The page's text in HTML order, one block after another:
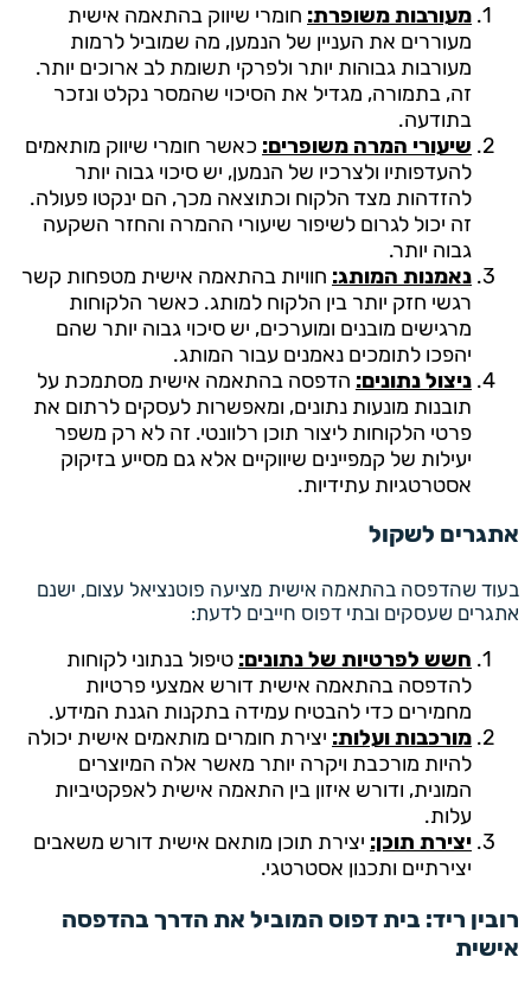
מעורבות משופרת: חומרי שיווק בהתאמה אישית
מעוררים את העניין של הנמען, מה שמוביל לרמות
מעורבות גבוהות יותר ולפרקי תשומת לב ארוכים יותר.
זה, בתמורה, מגדיל את הסיכוי שהמסר נקלט ונזכר
בתודעה.
שיעורי המרה משופרים: כאשר חומרי שיווק מותאמים
להעדפותיו ולצרכיו של הנמען, יש סיכוי גבוה יותר
להזדהות מצד הלקוח וכתוצאה מכך, הם ינקטו פעולה.
זה יכול לגרום לשיפור שיעורי ההמרה והחזר השקעה
גבוה יותר.
נאמנות המותג: חוויות בהתאמה אישית מטפחות קשר
רגשי חזק יותר בין הלקוח למותג. כאשר הלקוחות
מרגישים מובנים ומוערכים, יש סיכוי גבוה יותר שהם
יהפכו לתומכים נאמנים עבור המותג.
ניצול נתונים: הדפסה בהתאמה אישית מסתמכת על
תובנות מונעות נתונים, ומאפשרות לעסקים לרתום את
פרטי הלקוחות ליצור תוכן רלוונטי. זה לא רק משפר
יעילות של קמפיינים שיווקיים אלא גם מסייע בזיקוק
אסטרטגיות עתידיות.
אתגרים לשקול
בעוד שהדפסה בהתאמה אישית מציעה פוטנציאל עצום, ישנם
אתגרים שעסקים ובתי דפוס חייבים לדעת:
חשש לפרטיות של נתונים: טיפול בנתוני לקוחות
להדפסה בהתאמה אישית דורש אמצעי פרטיות
מחמירים כדי להבטיח עמידה בתקנות הגנת המידע.
מורכבות ועלות: יצירת חומרים מותאמים אישית יכולה
להיות מורכבת ויקרה יותר מאשר אלה המיוצרים
המונית, ודורש איזון בין התאמה אישית לאפקטיביות
עלות.
יצירת תוכן: יצירת תוכן מותאם אישית דורש משאבים
יצירתיים ותכנון אסטרטגי.
רובין ריד: בית דפוס המוביל את הדרך בהדפסה
אישית